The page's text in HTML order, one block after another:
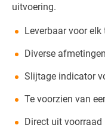
uitvoering.
Leverbaar voor
Diverse
Slijtage indicator
Te voorzien van
Direct uit voorraad